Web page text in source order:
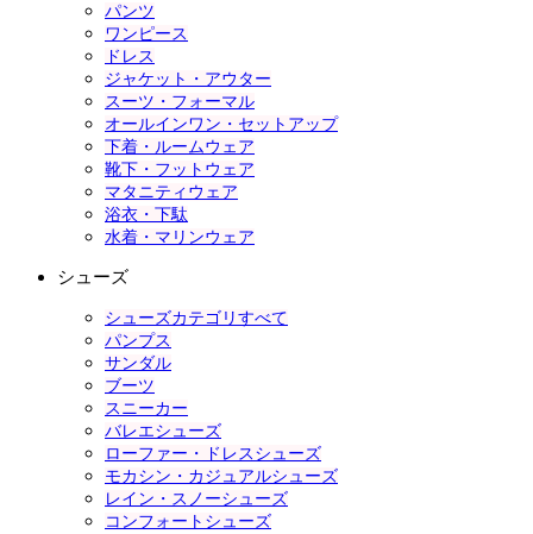
パンツ
ワンピース
ドレス
ジャケット・アウター
スーツ・フォーマル
オールインワン・セットアップ
下着・ルームウェア
靴下・フットウェア
マタニティウェア
浴衣・下駄
水着・マリンウェア
シューズ
シューズカテゴリすべて
パンプス
サンダル
ブーツ
スニーカー
バレエシューズ
ローファー・ドレスシューズ
モカシン・カジュアルシューズ
レイン・スノーシューズ
コンフォートシューズ